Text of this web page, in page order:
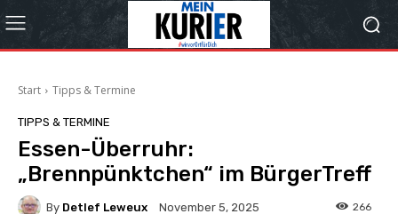
Start Tipps & Termine
TIPPS & TERMINE
Essen-Überruhr:
„Brennpünktchen“ im BürgerTreff
By Detlef Leweux November 5, 2025 266